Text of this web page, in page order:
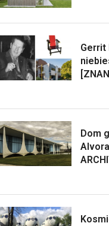
Gerrit
Dom